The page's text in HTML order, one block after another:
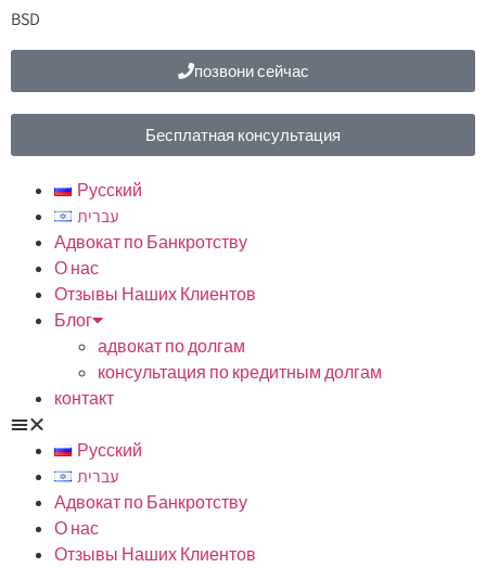
BSD
позвони сейчас
Бесплатная консультация
Русский
עברית
Адвокат по Банкротству
О нас
Отзывы Наших Клиентов
Блог
адвокат по долгам
консультация по кредитным долгам
контакт
Русский
עברית
Адвокат по Банкротству
О нас
Отзывы Наших Клиентов